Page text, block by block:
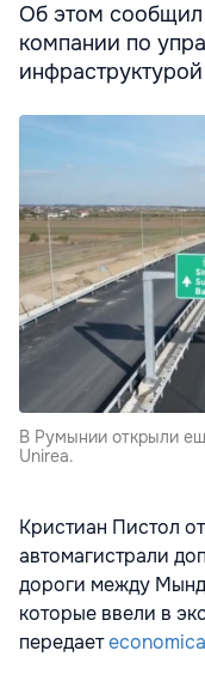
Об этом сообщил
компании по
В Румынии открыли
Unirea.
Кристиан Пистол
автомагистрали
дороги между
которые ввели в
передает